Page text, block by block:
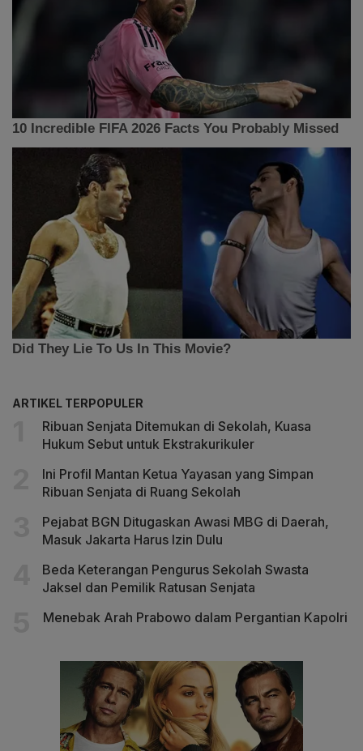
ARTIKEL TERPOPULER
Ribuan Senjata Ditemukan di Sekolah, Kuasa
Hukum Sebut untuk Ekstrakurikuler
Ini Profil Mantan Ketua Yayasan yang Simpan
Ribuan Senjata di Ruang Sekolah
Pejabat BGN Ditugaskan Awasi MBG di Daerah,
Masuk Jakarta Harus Izin Dulu
Beda Keterangan Pengurus Sekolah Swasta
Jaksel dan Pemilik Ratusan Senjata
Menebak Arah Prabowo dalam Pergantian Kapolri